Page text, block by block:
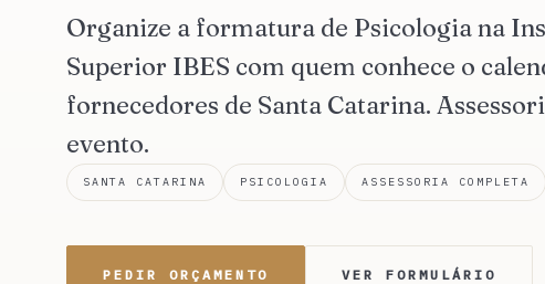
Organize a formatura de Psicologia na
Superior IBES com quem conhece o
fornecedores de Santa Catarina.
evento.
SANTA CATARINA PSICOLOGIA ASSESSORIA COMPLETA
PEDIR ORÇAMENTO VER FORMULÁRIO